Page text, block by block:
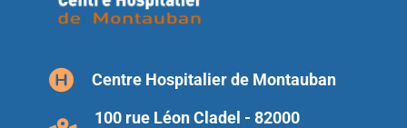
Centre Hospitalier de Montauban
100 rue Léon Cladel - 82000